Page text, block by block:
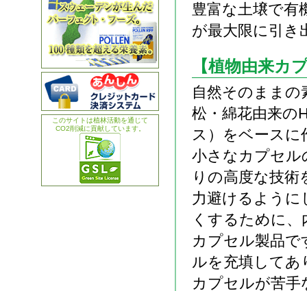
豊富な土壌で有
が最大限に引き
【植物由来カ
自然そのまま
松・綿花由来の
ス）をベース
小さなカプセル
りの高度な技
力避けるように
くするために
カプセル製品
ルを充填してあ
カプセルが苦手
このサイトは植林活動を通じて
CO2削減に貢献しています。